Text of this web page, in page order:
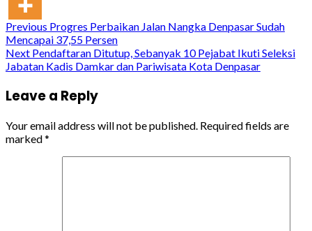
Continue
Reading
Previous Progres Perbaikan Jalan Nangka Denpasar Sudah
Mencapai 37,55 Persen
Next Pendaftaran Ditutup, Sebanyak 10 Pejabat Ikuti Seleksi
Jabatan Kadis Damkar dan Pariwisata Kota Denpasar
Leave a Reply
Your email address will not be published. Required fields are
marked*